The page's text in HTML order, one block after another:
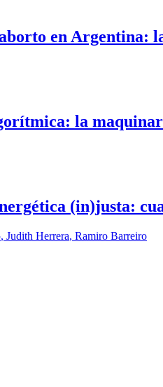
en Argentina:
la
(in)justa:
, Judith Herrera, Ramiro Barreiro